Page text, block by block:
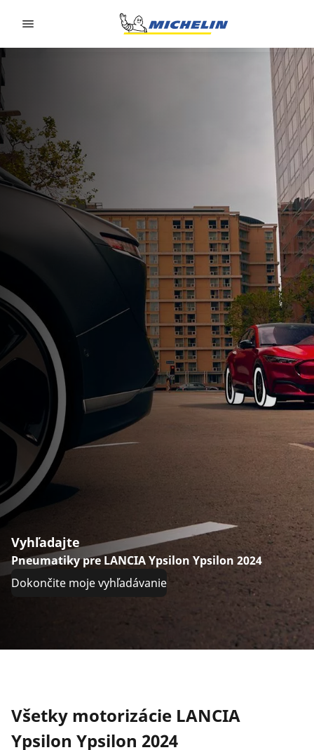
Vyhľadajte
Pneumatiky pre LANCIA Ypsilon Ypsilon 2024
Dokončite moje vyhľadávanie
Všetky motorizácie LANCIA
Ypsilon Ypsilon 2024